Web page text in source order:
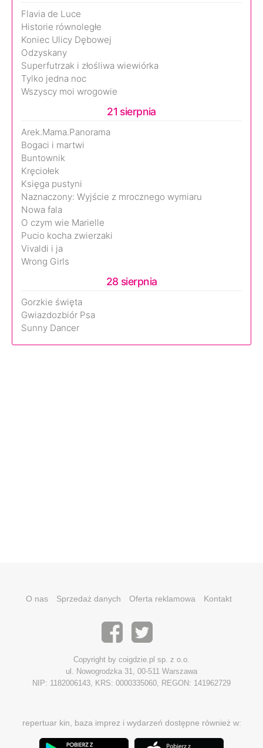
Flavia de Luce
Historie równoległe
Koniec Ulicy Dębowej
Odzyskany
Superfutrzak i złośliwa wiewiórka
Tylko jedna noc
Wszyscy moi wrogowie
21 sierpnia
Arek.Mama.Panorama
Bogaci i martwi
Buntownik
Kręciołek
Księga pustyni
Naznaczony: Wyjście z mrocznego wymiaru
Nowa fala
O czym wie Marielle
Pucio kocha zwierzaki
Vivaldi i ja
Wrong Girls
28 sierpnia
Gorzkie święta
Gwiazdozbiór Psa
Sunny Dancer
O nas Sprzedaż danych Oferta reklamowa Kontakt
Copyright by coigdzie.pl sp. z o.o.
ul. Nowogrodzka 31, 00-511 Warszawa
NIP: 1182006143, KRS: 0000335060, REGON: 141962729
repertuar kin, baza imprez i wydarzeń dostępne również w: